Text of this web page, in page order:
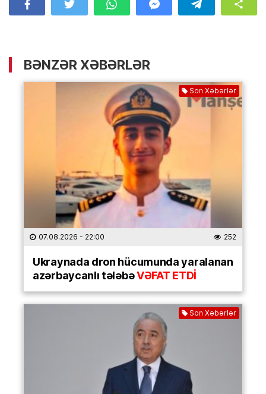
BƏNZƏR XƏBƏRLƏR
Son Xəbərlər
07.08.2026 - 22:00 252
Ukraynada dron hücumunda yaralanan
azərbaycanlı tələbəVƏFAT ETDİ
Son Xəbərlər